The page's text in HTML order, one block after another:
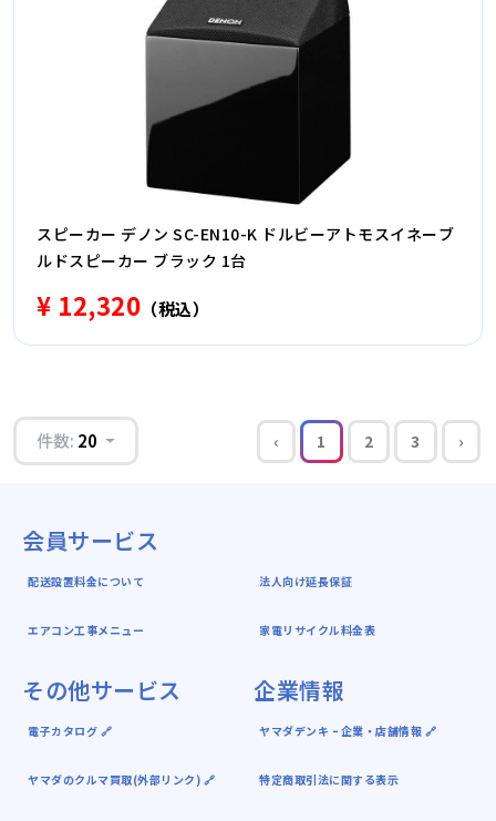
スピーカー デノン SC-EN10-K ドルビーアトモスイネーブ
ルドスピーカー ブラック 1台
¥ 12,320 （税込）
件数: 20 ‹ 1 2 3 ›
会員サービス
配送設置料金について
エアコン工事メニュー
法人向け延長保証
家電リサイクル料金表
その他サービス
電子カタログ 🔗
ヤマダのクルマ買取(外部リンク) 🔗
企業情報
ヤマダデンキ ｰ 企業・店舗情報 🔗
特定商取引法に関する表示